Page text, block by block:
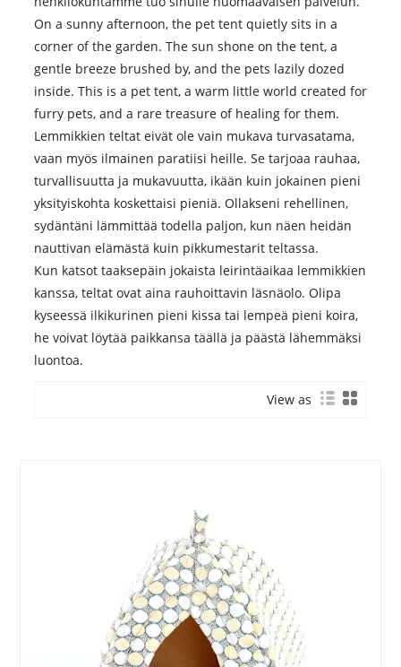
On a sunny afternoon, the pet tent quietly sits in a
corner of the garden. The sun shone on the tent, a
gentle breeze brushed by, and the pets lazily dozed
inside. This is a pet tent, a warm little world created for
furry pets, and a rare treasure of healing for them.
Lemmikkien teltat eivät ole vain mukava turvasatama,
vaan myös ilmainen paratiisi heille. Se tarjoaa rauhaa,
turvallisuutta ja mukavuutta, ikään kuin jokainen pieni
yksityiskohta koskettaisi pieniä. Ollakseni rehellinen,
sydäntäni lämmittää todella paljon, kun näen heidän
nauttivan elämästä kuin pikkumestarit teltassa.
Kun katsot taaksepäin jokaista leirintäaikaa lemmikkien
kanssa, teltat ovat aina rauhoittavin läsnäolo. Olipa
kyseessä ilkikurinen pieni kissa tai lempeä pieni koira,
he voivat löytää paikkansa täällä ja päästä lähemmäksi
luontoa.
View as